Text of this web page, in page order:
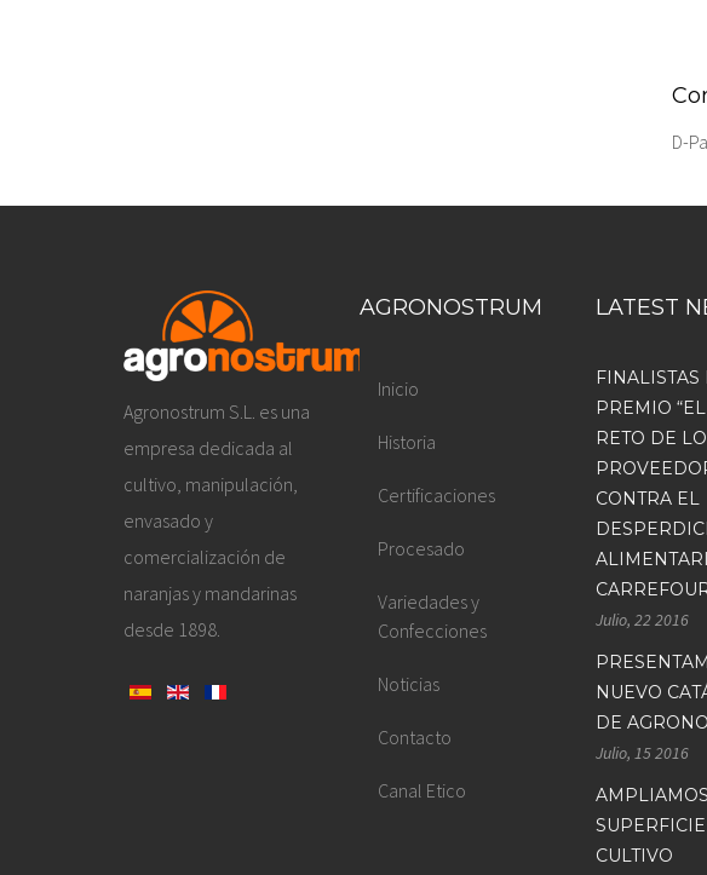
D-
Agronostrum S.L. es una
empresa dedicada al
cultivo, manipulación,
envasado y
comercialización de
naranjas y mandarinas
desde 1898.
AGRONOSTRUM
Inicio
Historia
Certificaciones
Procesado
Variedades y
Confecciones
Noticias
Contacto
Canal Etico
LATEST
FINALISTAS
PREMIO
RETO DE
CONTRA EL
Julio, 22 2016
NUEVO
DE
Julio, 15 2016
CULTIVO